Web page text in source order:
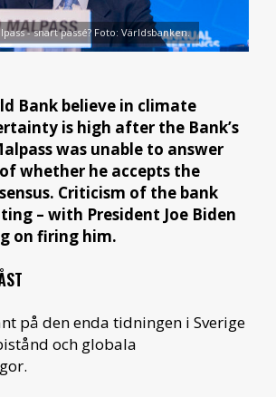
- snart passé? Foto: Världsbanken.
Bank believe in climate
is high after the Bank’s
was unable to answer
whether he accepts the
Criticism of the bank
– with President Joe Biden
on firing him.
på den enda tidningen i Sverige
och globala